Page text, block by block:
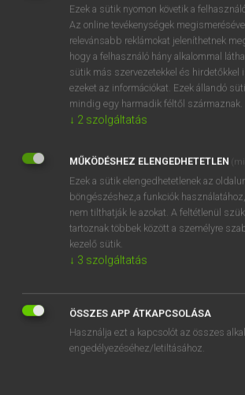
SZOTAR.NET APPLIKÁCIÓ
MICROSOFT OFFICE
BEÉPÜLŐ SZÓTÁRMODUL
ONLINE NYELVVIZSGA
EGYÉNI FELHASZNÁLÓKNAK
TANULÓKNAK
OKTATÁSI INTÉZMÉNYEKNEK
VÁLLALATI MEGOLDÁSOK
RÓLUNK
ELÉRHETŐSÉG
SÜTI BEÁLLÍTÁSOK
Ezek a sütik nyomon követik a
Az online tevékenységek
relevánsabb reklámokat jeleníthetnek
hogy a felhasználó hány alkalommal
sütik más szervezetekkel és hirdetőkkel
ezeket az információkat. Ezek állandó
mindig egy harmadik féltől származnak.
↓ 2 szolgáltatás
MŰKÖDÉSHEZ ELENGEDHETETLEN
Ezek a sütik elengedhetetlenek az
böngészéshez,a funkciók
nem tilthatják le azokat. A feltétlenül
tartoznak többek között a személyre
kezelő sütik.
↓ 3 szolgáltatás
ÖSSZES APP ÁTKAPCSOLÁSA
Használja ezt a kapcsolót az összes
engedélyezéséhez/letiltásához.